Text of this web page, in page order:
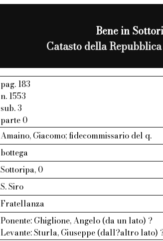
Bene in
Catasto della
pag. 183
n. 1553
sub. 3
parte 0
Amaino, Giacomo; fidecommissario del q.
bottega
Sottoripa, 0
S. Siro
Fratellanza
Ponente: Ghiglione, Angelo (da un lato) ?
Levante: Sturla, Giuseppe (dall?altro lato)